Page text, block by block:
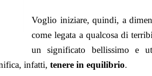
Voglio iniziare, quindi, a
come legata a qualcosa di
un significato bellissimo e
infatti, tenere in equilibrio.